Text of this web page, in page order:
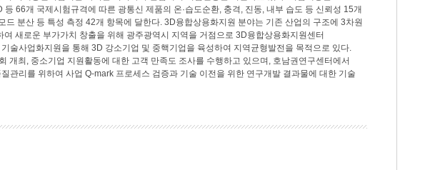
등 66개 국제시험규격에 따른 광통신 제품의 온·습도순환, 충격, 진동, 내부 습도 등 신뢰성 15개
드 분산 등 특성 측정 42개 항목에 달한다. 3D융합상용화지원 분야는 기존 산업의 구조에 3차원
새로운 부가가치 창출을 위해 광주광역시 지역을 거점으로 3D융합상용화지원센터
술사업화지원을 통해 3D 강소기업 및 중핵기업을 육성하여 지역균형발전을 목적으로 있다.
개최, 중소기업 지원활동에 대한 고객 만족도 조사를 수행하고 있으며, 호남권연구센터에서
관리를 위하여 사업 Q-mark 프로세스 검증과 기술 이전을 위한 연구개발 결과물에 대한 기술